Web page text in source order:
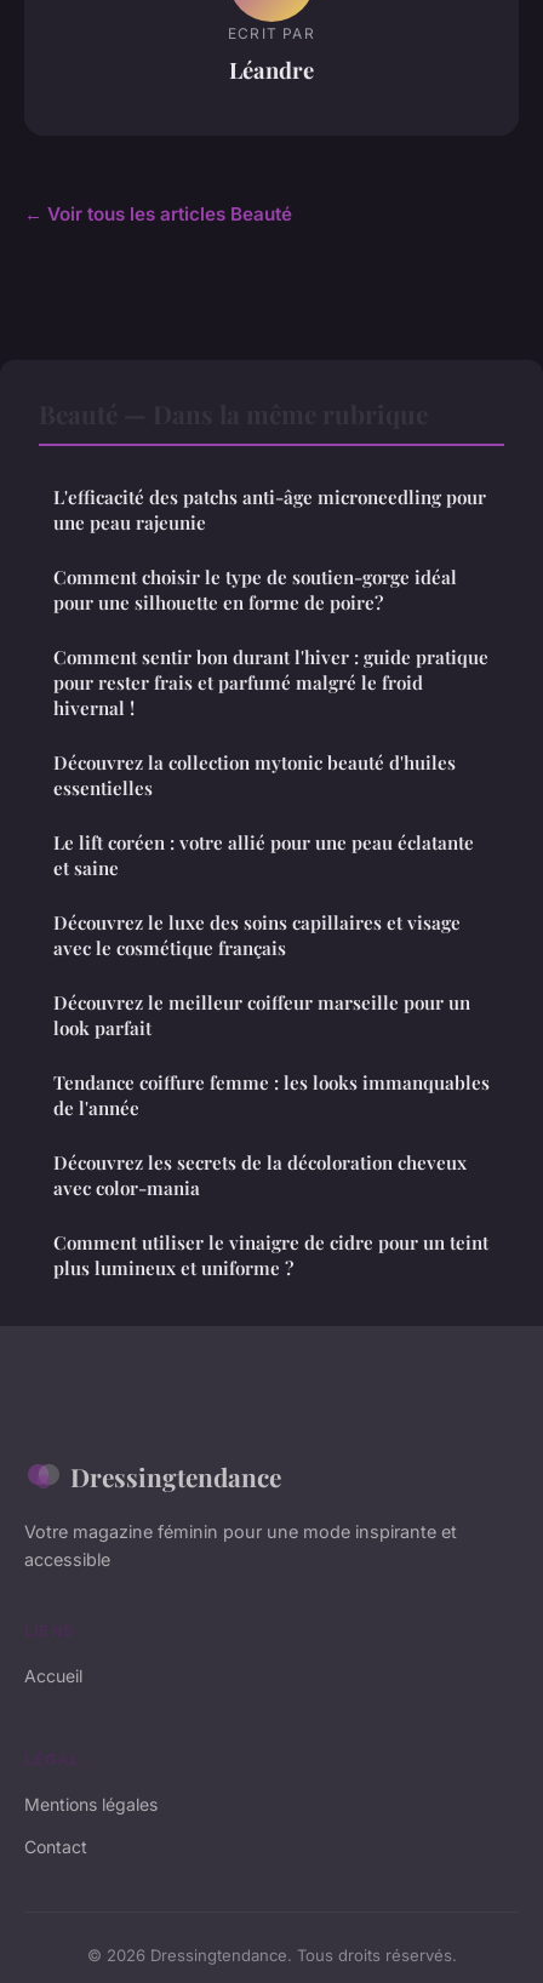
ECRIT PAR
Léandre
← Voir tous les articles Beauté
L'efficacité des patchs anti-âge microneedling pour
une peau rajeunie
Comment choisir le type de soutien-gorge idéal
pour une silhouette en forme de poire?
Comment sentir bon durant l'hiver : guide pratique
pour rester frais et parfumé malgré le froid
hivernal !
Découvrez la collection mytonic beauté d'huiles
essentielles
Le lift coréen : votre allié pour une peau éclatante
et saine
Découvrez le luxe des soins capillaires et visage
avec le cosmétique français
Découvrez le meilleur coiffeur marseille pour un
look parfait
Tendance coiffure femme : les looks immanquables
de l'année
Découvrez les secrets de la décoloration cheveux
avec color-mania
Comment utiliser le vinaigre de cidre pour un teint
plus lumineux et uniforme ?
Dressingtendance
Votre magazine féminin pour une mode inspirante et
accessible
LIENS
Accueil
LÉGAL
Mentions légales
Contact
© 2026 Dressingtendance. Tous droits réservés.